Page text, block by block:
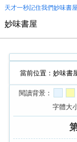
天才一秒記住我們妙味書屋
妙味書屋
當前位置： 妙味書
閱讀背景：
字體大